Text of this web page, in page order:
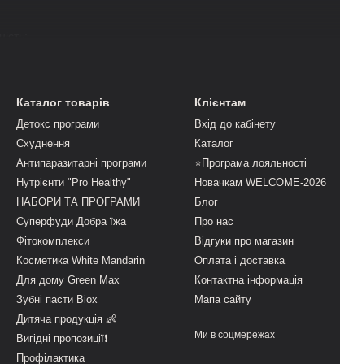
організму не просто реагувати на проблему, а
проходять кілька етапів: доросла особина, яйце та
має власні механізми виживання. Антипаразитарна
йому перервати замкнене коло “дорослий паразит —
природних процесів організму. Фітокомплекси
нормалізують внутрішнє середовище та сприяють
на етапі дорослих форм
активні у травному тракті. У цей період організм потребує
Каталог товарів
Детокс програми
Схуднення
Антипаразитарні програми
Нутрієнти "Pro Healthy"
НАБОРИ ТА ПРОГРАМИ
Суперфуди Добра їжа
Фітокомплекси
Косметика White Mandarin
Для дому Green Max
Зубні пасти Biox
Дитяча продукція 👶
Вигідні пропозиції❗
Профілактика
Клієнтам
Вхід до кабінету
Каталог
⭐Програма лояльності
Новачкам WELCOME-2026
Блог
Про нас
Відгуки про магазин
Оплата і доставка
Контактна інформація
Мапа сайту
Ми в соцмережах